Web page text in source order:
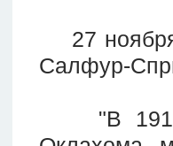
27 ноября
Салфур-
"В 1912